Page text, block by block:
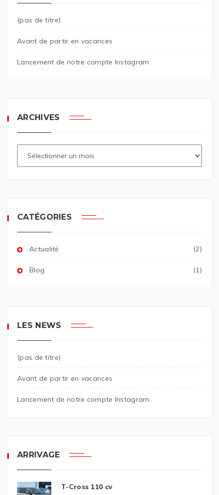
(pas de titre)
Avant de partir en vacances
Lancement de notre compte Instagram
ARCHIVES
CATÉGORIES
Actualité (2)
Blog (1)
LES NEWS
(pas de titre)
Avant de partir en vacances
Lancement de notre compte Instagram
ARRIVAGE
T-Cross 110 cv